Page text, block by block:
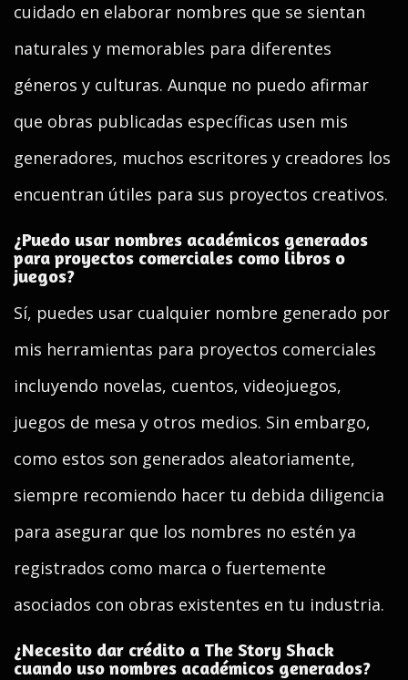
cuidado en elaborar nombres que se sientan
naturales y memorables para diferentes
géneros y culturas. Aunque no puedo afirmar
que obras publicadas específicas usen mis
generadores, muchos escritores y creadores los
encuentran útiles para sus proyectos creativos.
¿Puedo usar nombres académicos generados
para proyectos comerciales como libros o
juegos?
Sí, puedes usar cualquier nombre generado por
mis herramientas para proyectos comerciales
incluyendo novelas, cuentos, videojuegos,
juegos de mesa y otros medios. Sin embargo,
como estos son generados aleatoriamente,
siempre recomiendo hacer tu debida diligencia
para asegurar que los nombres no estén ya
registrados como marca o fuertemente
asociados con obras existentes en tu industria.
¿Necesito dar crédito a The Story Shack
cuando uso nombres académicos generados?